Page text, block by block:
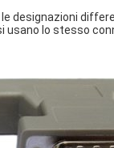
designazioni
lo stesso